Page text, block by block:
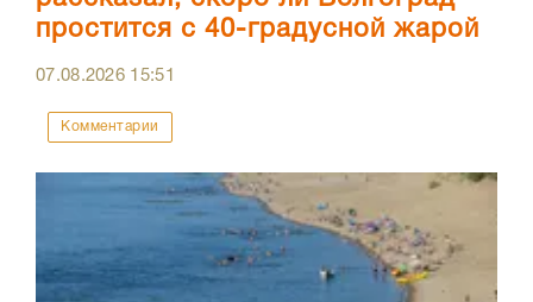
простится с 40-градусной жарой
07.08.2026 15:51
Комментарии